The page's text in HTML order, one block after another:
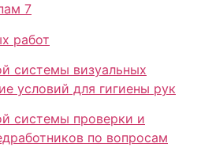
7
работ
системы визуальных
условий для гигиены рук
системы проверки и
по вопросам